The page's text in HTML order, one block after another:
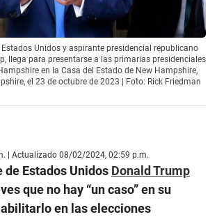
Estados Unidos y aspirante presidencial republicano
llega para presentarse a las primarias presidenciales
en la Casa del Estado de New Hampshire,
el 23 de octubre de 2023 | Foto: Rick Friedman
| Actualizado 08/02/2024, 02:59 p.m.
de Estados Unidos Donald Trump
que no hay “un caso” en su
en las elecciones